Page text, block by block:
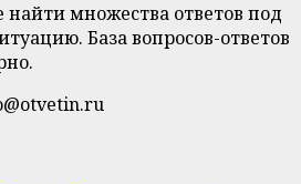
множества ответов под
База вопросов-ответов